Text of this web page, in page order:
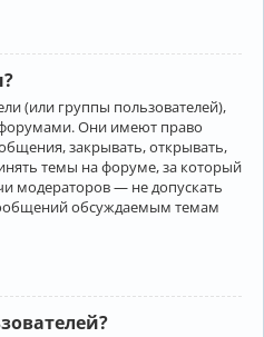
(или группы пользователей),
Они имеют право
закрывать, открывать,
темы на форуме, за который
модераторов — не допускать
обсуждаемым темам